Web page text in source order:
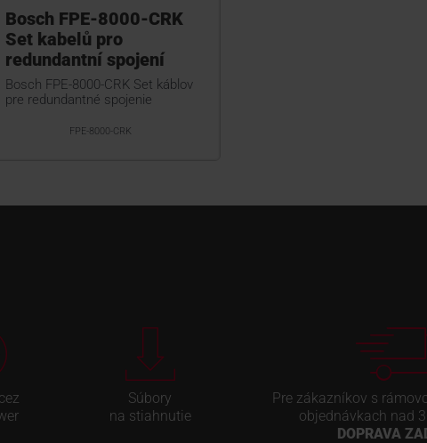
Bosch FPE-8000-CRK
Set kabelů pro
redundantní spojení
Bosch FPE-8000-CRK Set káblov
pre redundantné spojenie
FPE-8000-CRK
Súbory
na stiahnutie
Pre zákazníkov s
objednávkach nad
DOPRAVA